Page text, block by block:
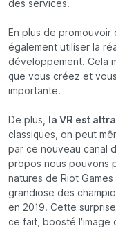
des services.
En plus de
également utiliser la
développement. Cela
que vous créez et
importante.
De plus, la VR est
classiques, on peut
par ce nouveau canal
propos nous pouvons
natures de Riot
grandiose des
en 2019. Cette
ce fait, boosté l’image